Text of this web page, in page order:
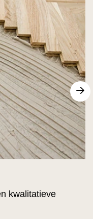
kwalitatieve